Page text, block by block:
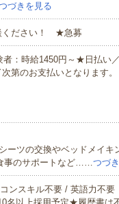
づきを見る
ください！ ★急募
：時給1450円～★日払い
第のお支払いとなります。
ツの交換やベッドメイキ
事のサポートなど……つづ
ンスキル不要 / 英語力不要